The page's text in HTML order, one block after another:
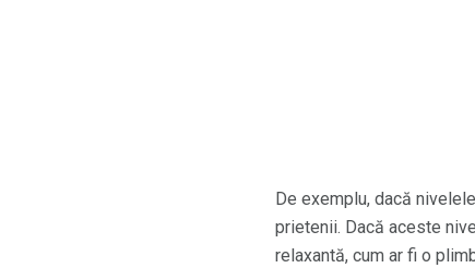
De exemplu, dacă
prietenii. Dacă aceste
relaxantă, cum ar fi o